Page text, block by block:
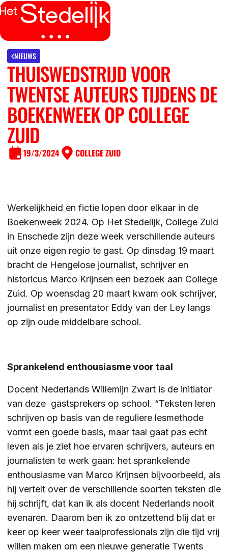
IK BEN
GROEP 7/8 LEERLING/OUDER
LEERLING/OUDER VAN HET STEDELIJK
LEERKRACHT GROEP 7/8
IK WIL MEER WETEN
OVER
DE LOCATIES
DE ACTIVITEITEN
DE OPEN DAGEN
ACTUEEL
WERKEN BIJ
ZOEKEN
CONTACT
Contact
MENU
SLUITEN
NIEUWS
THUISWEDSTRIJD VOOR
TWENTSE AUTEURS TIJDENS DE
BOEKENWEEK OP COLLEGE
ZUID
19/3/2024 COLLEGE ZUID
Werkelijkheid en fictie lopen door elkaar in de
Boekenweek 2024. Op Het Stedelijk, College Zuid
in Enschede zijn deze week verschillende auteurs
uit onze eigen regio te gast. Op dinsdag 19 maart
bracht de Hengelose journalist, schrijver en
historicus Marco Krijnsen een bezoek aan College
Zuid. Op woensdag 20 maart kwam ook schrijver,
journalist en presentator Eddy van der Ley langs
op zijn oude middelbare school.
Sprankelend enthousiasme voor taal
Docent Nederlands Willemijn Zwart is de initiator
van deze gastsprekers op school. “Teksten leren
schrijven op basis van de reguliere lesmethode
vormt een goede basis, maar taal gaat pas echt
leven als je ziet hoe ervaren schrijvers, auteurs en
journalisten te werk gaan: het sprankelende
enthousiasme van Marco Krijnsen bijvoorbeeld, als
hij vertelt over de verschillende soorten teksten die
hij schrijft, dat kan ik als docent Nederlands nooit
evenaren. Daarom ben ik zo ontzettend blij dat er
keer op keer weer taalprofessionals zijn die tijd vrij
willen maken om een nieuwe generatie Twents